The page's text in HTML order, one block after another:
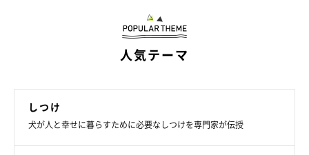
人気テーマ
しつけ
犬が人と幸せに暮らすために必要なしつけを専門家が伝授